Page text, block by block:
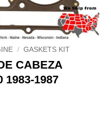
/ GASKETS KIT
CABEZA
1983-1987